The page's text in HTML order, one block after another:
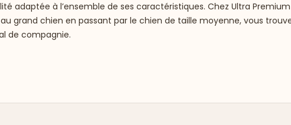
adaptée à l’ensemble de ses caractéristiques. Chez Ultra
grand chien en passant par le chien de taille moyenne, vous
de compagnie.